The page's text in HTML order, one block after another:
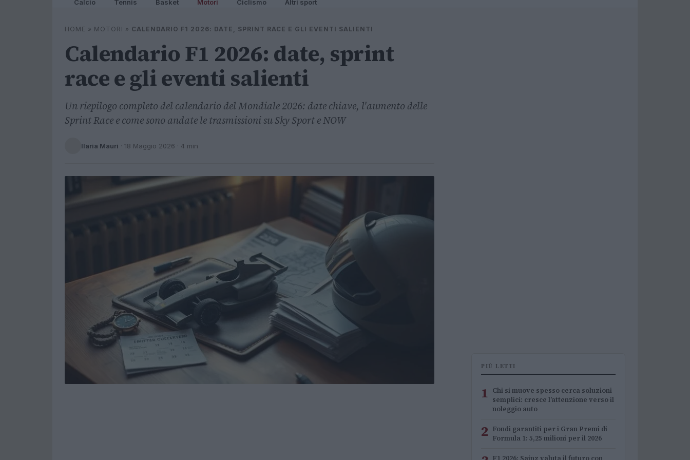
Calcio Tennis Basket Motori Ciclismo Altri sport
HOME » MOTORI » CALENDARIO F1 2026: DATE, SPRINT RACE E GLI EVENTI SALIENTI
Calendario F1 2026: date, sprint
race e gli eventi salienti
Un riepilogo completo del calendario del Mondiale 2026: date chiave, l'aumento delle
Sprint Race e come sono andate le trasmissioni su Sky Sport e NOW
Ilaria Mauri · 18 Maggio 2026 · 4 min
PIÙ LETTI
1 Chi si muove spesso cerca soluzioni
semplici: cresce l’attenzione verso il
noleggio auto
2 Fondi garantiti per i Gran Premi di
Formula 1: 5,25 milioni per il 2026
F1 2026: Sainz valuta il futuro con